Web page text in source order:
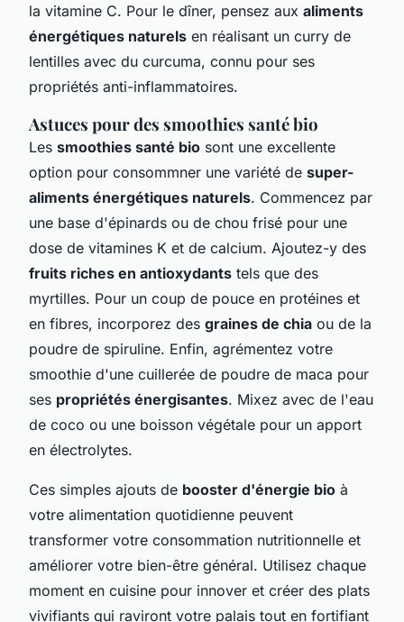
la vitamine C. Pour le dîner, pensez aux aliments
énergétiques naturels en réalisant un curry de
lentilles avec du curcuma, connu pour ses
propriétés anti-inflammatoires.
Astuces pour des smoothies santé bio
Les smoothies santé bio sont une excellente
option pour consommner une variété de super-
aliments énergétiques naturels. Commencez par
une base d'épinards ou de chou frisé pour une
dose de vitamines K et de calcium. Ajoutez-y des
fruits riches en antioxydants tels que des
myrtilles. Pour un coup de pouce en protéines et
en fibres, incorporez des graines de chia ou de la
poudre de spiruline. Enfin, agrémentez votre
smoothie d'une cuillerée de poudre de maca pour
ses propriétés énergisantes. Mixez avec de l'eau
de coco ou une boisson végétale pour un apport
en électrolytes.
Ces simples ajouts de booster d'énergie bio à
votre alimentation quotidienne peuvent
transformer votre consommation nutritionnelle et
améliorer votre bien-être général. Utilisez chaque
moment en cuisine pour innover et créer des plats
vivifiants qui raviront votre palais tout en fortifiant